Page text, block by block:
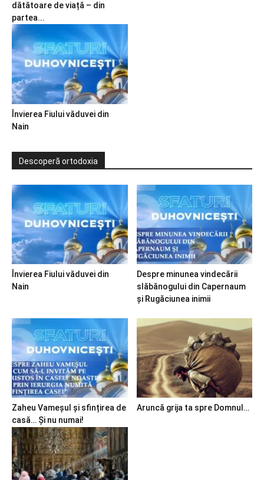
dătătoare de viață – din
partea...
Învierea Fiului văduvei din
Nain
Descoperă ortodoxia
Învierea Fiului văduvei din
Nain
Despre minunea vindecării
slăbănogului din Capernaum
și Rugăciunea inimii
Zaheu Vameșul și sfințirea de
casă… Și nu numai!
Aruncă grija ta spre Domnul…